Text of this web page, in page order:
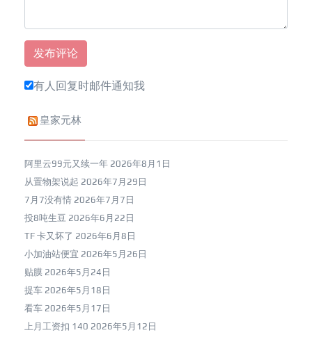
有人回复时邮件通知我
皇家元林
阿里云99元又续一年 2026年8月1日
从置物架说起 2026年7月29日
7月7没有情 2026年7月7日
投8吨生豆 2026年6月22日
TF 卡又坏了 2026年6月8日
小加油站便宜 2026年5月26日
贴膜 2026年5月24日
提车 2026年5月18日
看车 2026年5月17日
上月工资扣 140 2026年5月12日